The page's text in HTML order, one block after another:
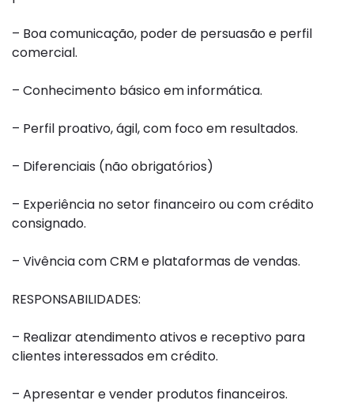
– Boa comunicação, poder de persuasão e perfil
comercial.
– Conhecimento básico em informática.
– Perfil proativo, ágil, com foco em resultados.
– Diferenciais (não obrigatórios)
– Experiência no setor financeiro ou com crédito
consignado.
– Vivência com CRM e plataformas de vendas.
RESPONSABILIDADES:
– Realizar atendimento ativos e receptivo para
clientes interessados em crédito.
– Apresentar e vender produtos financeiros.